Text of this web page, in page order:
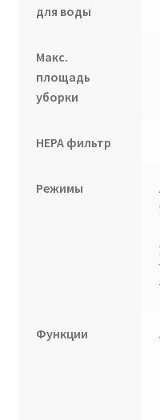
для воды
Макс.
площадь
уборки
НЕРА фильтр
Режимы
Функции